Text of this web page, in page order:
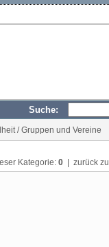
Suche:
/ Gruppen und Vereine
Kategorie: 0 | zurück